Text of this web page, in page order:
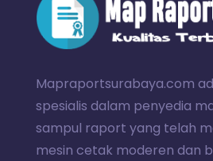
Mapraportsurabaya.com
spesialis dalam penyedia
sampul raport yang telah
mesin cetak moderen dan